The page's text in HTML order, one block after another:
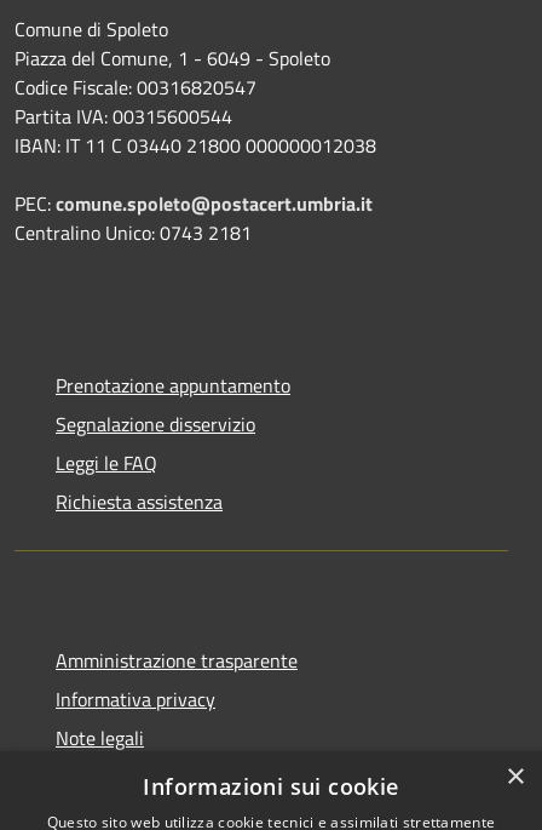
Comune di Spoleto
Piazza del Comune, 1 - 6049 - Spoleto
Codice Fiscale: 00316820547
Partita IVA: 00315600544
IBAN: IT 11 C 03440 21800 000000012038
PEC:comune.spoleto@postacert.umbria.it
Centralino Unico: 0743 2181
Prenotazione appuntamento
Segnalazione disservizio
Leggi le FAQ
Richiesta assistenza
Amministrazione trasparente
Informativa privacy
Note legali
Dichiarazione di accessibilità
×
Informazioni sui cookie
Questo sito web utilizza cookie tecnici e assimilati strettamente